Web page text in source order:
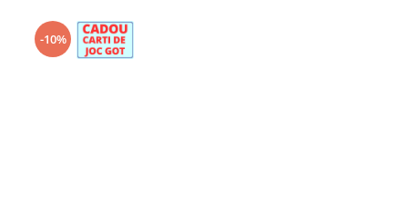
-10%